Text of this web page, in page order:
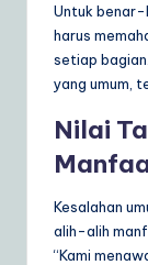
Untuk benar-
harus
setiap
yang umum,
Nilai
Kesalahan
alih-alih
“Kami